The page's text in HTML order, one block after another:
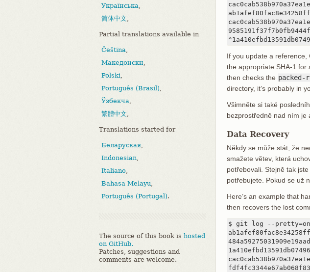
Українська,
简体中文,
Partial translations available in
Čeština,
Македонски,
Polski,
Português (Brasil),
Ўзбекча,
繁體中文,
Translations started for
Беларуская,
Indonesian,
Italiano,
Bahasa Melayu,
Português (Portugal).
The source of this book is hosted
on GitHub.
Patches, suggestions and
comments are welcome.
If you update a reference,
the appropriate SHA-1 for
then checks the packed-
directory, it’s probably in
Všimněte si také
bezprostředně nad ním je
Data Recovery
Někdy se může stát, že
smažete větev, která
potřebovali. Stejně tak
potřebujete. Pokud se už
Here’s an example that
then recovers the lost
$ git log --